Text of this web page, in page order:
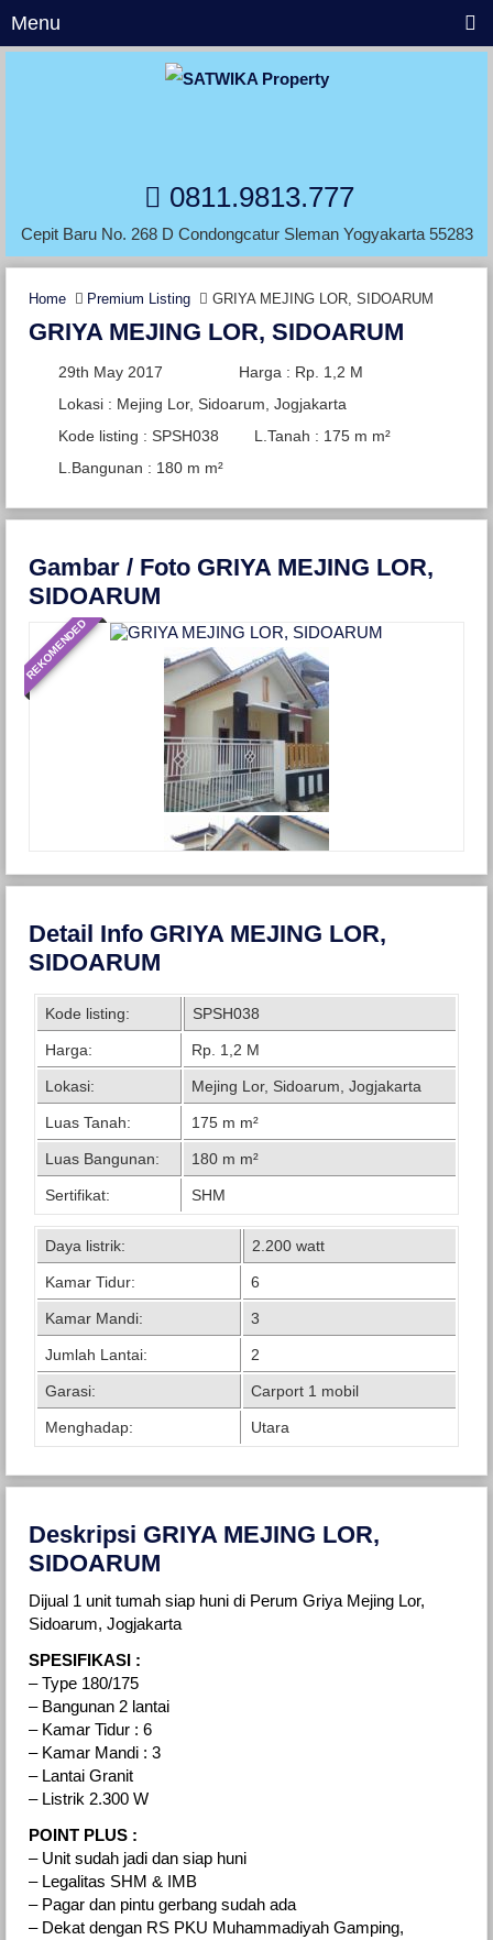
Menu
0811.9813.777
Cepit Baru No. 268 D Condongcatur Sleman Yogyakarta 55283
Home Premium Listing GRIYA MEJING LOR, SIDOARUM
GRIYA MEJING LOR, SIDOARUM
29th May 2017
Harga : Rp. 1,2 M
Lokasi : Mejing Lor, Sidoarum, Jogjakarta
Kode listing : SPSH038
L.Tanah : 175 m m²
L.Bangunan : 180 m m²
Gambar / Foto GRIYA MEJING LOR,
SIDOARUM
REKOMENDED
Detail Info GRIYA MEJING LOR,
SIDOARUM
Kode listing: SPSH038
Harga: Rp. 1,2 M
Lokasi: Mejing Lor, Sidoarum, Jogjakarta
Luas Tanah: 175 m m²
Luas Bangunan: 180 m m²
Sertifikat: SHM
Daya listrik: 2.200 watt
Kamar Tidur: 6
Kamar Mandi: 3
Jumlah Lantai: 2
Garasi: Carport 1 mobil
Menghadap: Utara
Deskripsi GRIYA MEJING LOR,
SIDOARUM
Dijual 1 unit tumah siap huni di Perum Griya Mejing Lor,
Sidoarum, Jogjakarta
SPESIFIKASI :
– Type 180/175
– Bangunan 2 lantai
– Kamar Tidur : 6
– Kamar Mandi : 3
– Lantai Granit
– Listrik 2.300 W
POINT PLUS :
– Unit sudah jadi dan siap huni
– Legalitas SHM & IMB
– Pagar dan pintu gerbang sudah ada
– Dekat dengan RS PKU Muhammadiyah Gamping,